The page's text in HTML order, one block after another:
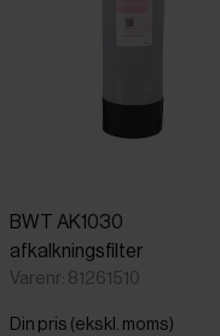
BWT AK1030
afkalkningsfilter
Varenr: 81261510
Din pris (ekskl. moms)